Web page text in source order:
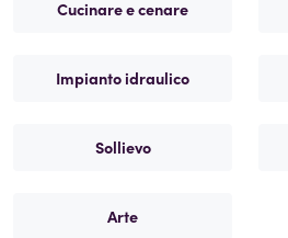
Cucinare e cenare
Impianto idraulico
Sollievo
Arte